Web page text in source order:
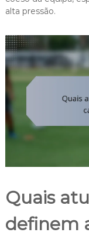
alta pressão.
Quais
definem